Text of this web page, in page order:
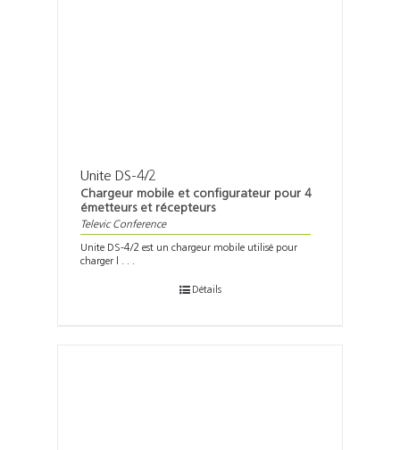
Unite DS-4/2
Chargeur mobile et configurateur pour 4
émetteurs et récepteurs
Televic Conference
Unite DS-4/2 est un chargeur mobile utilisé pour
charger l . . .
Détails